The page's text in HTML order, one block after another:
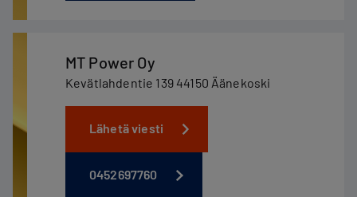
MT Power Oy
Kevätlahdentie 139 44150 Äänekoski
Lähetä viesti
0452697760